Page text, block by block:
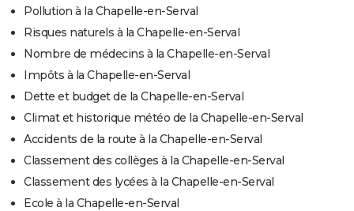
Pollution à la Chapelle-en-Serval
Risques naturels à la Chapelle-en-Serval
Nombre de médecins à la Chapelle-en-Serval
Impôts à la Chapelle-en-Serval
Dette et budget de la Chapelle-en-Serval
Climat et historique météo de la Chapelle-en-Serval
Accidents de la route à la Chapelle-en-Serval
Classement des collèges à la Chapelle-en-Serval
Classement des lycées à la Chapelle-en-Serval
Ecole à la Chapelle-en-Serval